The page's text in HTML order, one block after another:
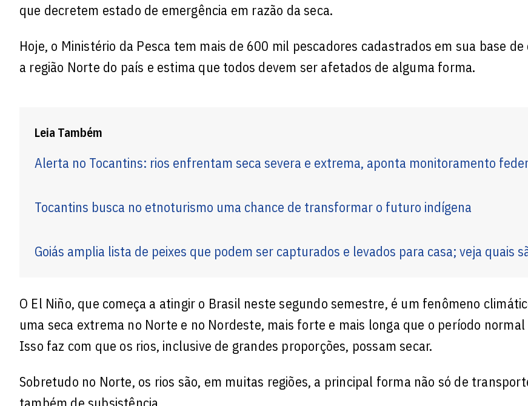
que decretem estado de emergência em razão da seca.
Hoje, o Ministério da Pesca tem mais de 600 mil pescadores cadastrados em sua base de
a região Norte do país e estima que todos devem ser afetados de alguma forma.
Leia Também
Alerta no Tocantins: rios enfrentam seca severa e extrema, aponta monitoramento
Tocantins busca no etnoturismo uma chance de transformar o futuro indígena
Goiás amplia lista de peixes que podem ser capturados e levados para casa; veja quais
O El Niño, que começa a atingir o Brasil neste segundo semestre, é um fenômeno
uma seca extrema no Norte e no Nordeste, mais forte e mais longa que o período normal
Isso faz com que os rios, inclusive de grandes proporções, possam secar.
Sobretudo no Norte, os rios são, em muitas regiões, a principal forma não só de
também de subsistência.